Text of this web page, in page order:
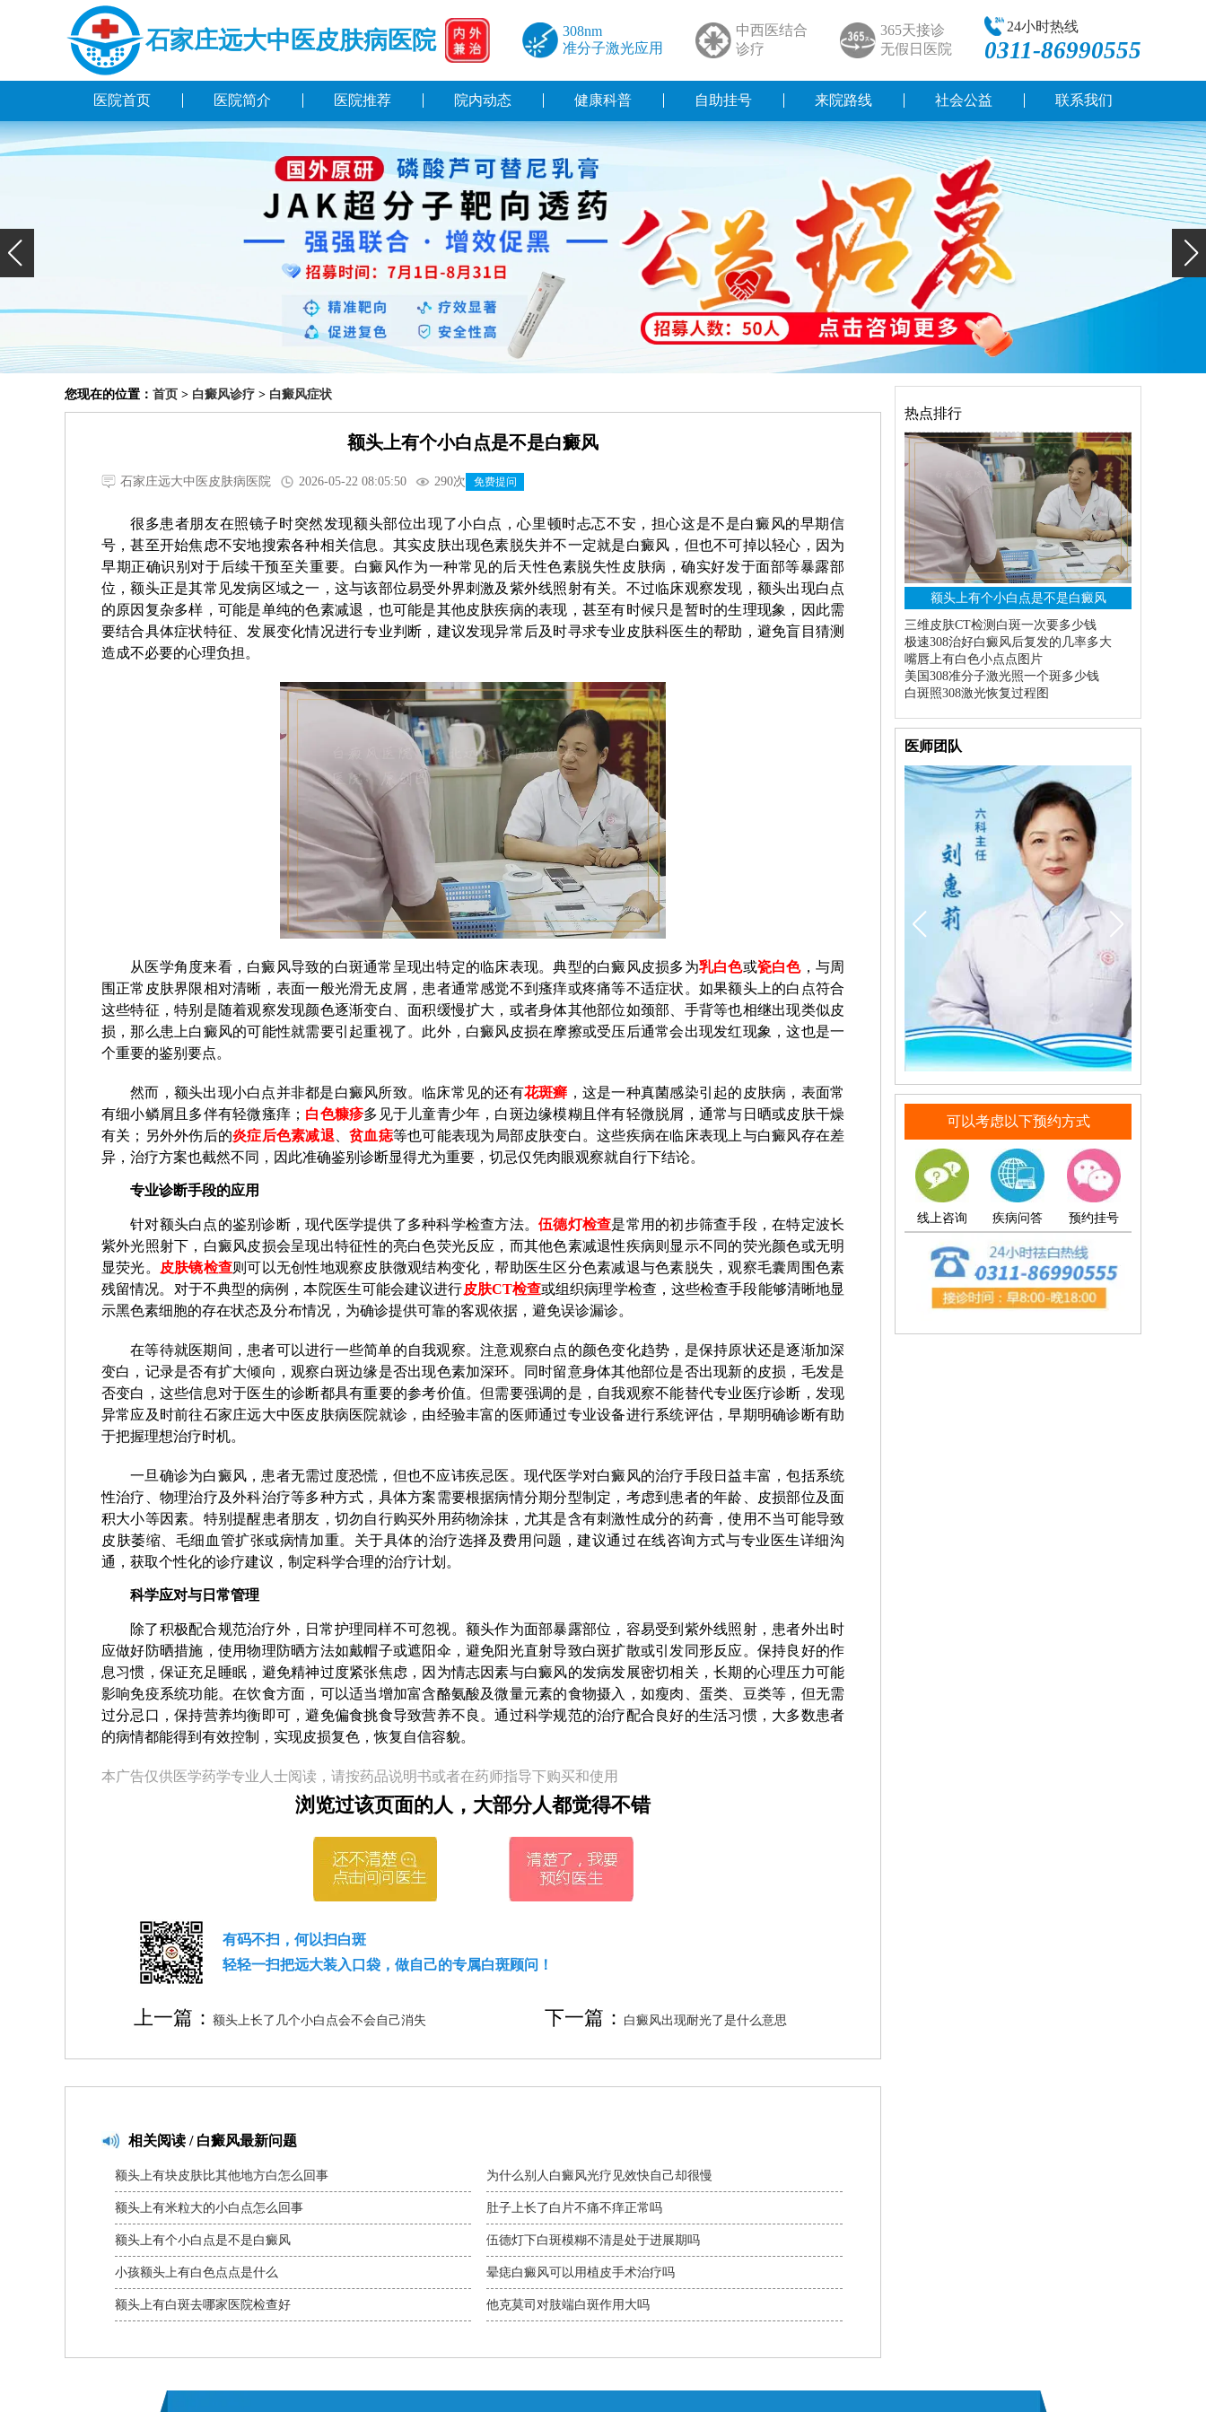
石家庄远大中医皮肤病医院
308nm
准分子激光应用
中西医结合
诊疗
365天接诊
无假日医院
24小时热线
0311-86990555
医院首页 医院简介 医院推荐 院内动态 健康科普 自助挂号 来院路线 社会公益 联系我们
您现在的位置： 首页 > 白癜风诊疗 > 白癜风症状
额头上有个小白点是不是白癜风
石家庄远大中医皮肤病医院 2026-05-22 08:05:50 290次 免费提问
很多患者朋友在照镜子时突然发现额头部位出现了小白点，心里顿时忐忑不安，担心这是不是白癜风的早期信
号，甚至开始焦虑不安地搜索各种相关信息。其实皮肤出现色素脱失并不一定就是白癜风，但也不可掉以轻心，因为
早期正确识别对于后续干预至关重要。白癜风作为一种常见的后天性色素脱失性皮肤病，确实好发于面部等暴露部
位，额头正是其常见发病区域之一，这与该部位易受外界刺激及紫外线照射有关。不过临床观察发现，额头出现白点
的原因复杂多样，可能是单纯的色素减退，也可能是其他皮肤疾病的表现，甚至有时候只是暂时的生理现象，因此需
要结合具体症状特征、发展变化情况进行专业判断，建议发现异常后及时寻求专业皮肤科医生的帮助，避免盲目猜测
造成不必要的心理负担。
从医学角度来看，白癜风导致的白斑通常呈现出特定的临床表现。典型的白癜风皮损多为乳白色或瓷白色，与周
围正常皮肤界限相对清晰，表面一般光滑无皮屑，患者通常感觉不到瘙痒或疼痛等不适症状。如果额头上的白点符合
这些特征，特别是随着观察发现颜色逐渐变白、面积缓慢扩大，或者身体其他部位如颈部、手背等也相继出现类似皮
损，那么患上白癜风的可能性就需要引起重视了。此外，白癜风皮损在摩擦或受压后通常会出现发红现象，这也是一
个重要的鉴别要点。
然而，额头出现小白点并非都是白癜风所致。临床常见的还有花斑癣 ，这是一种真菌感染引起的皮肤病，表面常
有细小鳞屑且多伴有轻微瘙痒； 白色糠疹多见于儿童青少年，白斑边缘模糊且伴有轻微脱屑，通常与日晒或皮肤干燥
有关；另外外伤后的炎症后色素减退 、贫血痣等也可能表现为局部皮肤变白。这些疾病在临床表现上与白癜风存在差
异，治疗方案也截然不同，因此准确鉴别诊断显得尤为重要，切忌仅凭肉眼观察就自行下结论。
专业诊断手段的应用
针对额头白点的鉴别诊断，现代医学提供了多种科学检查方法。 伍德灯检查是常用的初步筛查手段，在特定波长
紫外光照射下，白癜风皮损会呈现出特征性的亮白色荧光反应，而其他色素减退性疾病则显示不同的荧光颜色或无明
显荧光。
皮肤镜检查则可以无创性地观察皮肤微观结构变化，帮助医生区分色素减退与色素脱失，观察毛囊周围色素
残留情况。对于不典型的病例，本院医生可能会建议进行皮肤CT检查或组织病理学检查，这些检查手段能够清晰地显
示黑色素细胞的存在状态及分布情况，为确诊提供可靠的客观依据，避免误诊漏诊。
在等待就医期间，患者可以进行一些简单的自我观察。注意观察白点的颜色变化趋势，是保持原状还是逐渐加深
变白，记录是否有扩大倾向，观察白斑边缘是否出现色素加深环。同时留意身体其他部位是否出现新的皮损，毛发是
否变白，这些信息对于医生的诊断都具有重要的参考价值。但需要强调的是，自我观察不能替代专业医疗诊断，发现
异常应及时前往石家庄远大中医皮肤病医院就诊，由经验丰富的医师通过专业设备进行系统评估，早期明确诊断有助
于把握理想治疗时机。
一旦确诊为白癜风，患者无需过度恐慌，但也不应讳疾忌医。现代医学对白癜风的治疗手段日益丰富，包括系统
性治疗、物理治疗及外科治疗等多种方式，具体方案需要根据病情分期分型制定，考虑到患者的年龄、皮损部位及面
积大小等因素。特别提醒患者朋友，切勿自行购买外用药物涂抹，尤其是含有刺激性成分的药膏，使用不当可能导致
皮肤萎缩、毛细血管扩张或病情加重。关于具体的治疗选择及费用问题，建议通过在线咨询方式与专业医生详细沟
通，获取个性化的诊疗建议，制定科学合理的治疗计划。
科学应对与日常管理
除了积极配合规范治疗外，日常护理同样不可忽视。额头作为面部暴露部位，容易受到紫外线照射，患者外出时
应做好防晒措施，使用物理防晒方法如戴帽子或遮阳伞，避免阳光直射导致白斑扩散或引发同形反应。保持良好的作
息习惯，保证充足睡眠，避免精神过度紧张焦虑，因为情志因素与白癜风的发病发展密切相关，长期的心理压力可能
影响免疫系统功能。在饮食方面，可以适当增加富含酪氨酸及微量元素的食物摄入，如瘦肉、蛋类、豆类等，但无需
过分忌口，保持营养均衡即可，避免偏食挑食导致营养不良。通过科学规范的治疗配合良好的生活习惯，大多数患者
的病情都能得到有效控制，实现皮损复色，恢复自信容貌。
本广告仅供医学药学专业人士阅读，请按药品说明书或者在药师指导下购买和使用
浏览过该页面的人，大部分人都觉得不错
有码不扫，何以扫白斑
轻轻一扫把远大装入口袋，做自己的专属白斑顾问！
上一篇： 额头上长了几个小白点会不会自己消失 下一篇： 白癜风出现耐光了是什么意思
相关阅读 / 白癜风最新问题
额头上有块皮肤比其他地方白怎么回事
额头上有米粒大的小白点怎么回事
额头上有个小白点是不是白癜风
小孩额头上有白色点点是什么
额头上有白斑去哪家医院检查好
为什么别人白癜风光疗见效快自己却很慢
肚子上长了白片不痛不痒正常吗
伍德灯下白斑模糊不清是处于进展期吗
晕痣白癜风可以用植皮手术治疗吗
他克莫司对肢端白斑作用大吗
热点排行
额头上有个小白点是不是白癜风
三维皮肤CT检测白斑一次要多少钱
极速308治好白癜风后复发的几率多大
嘴唇上有白色小点点图片
美国308准分子激光照一个斑多少钱
白斑照308激光恢复过程图
医师团队
可以考虑以下预约方式
线上咨询 疾病问答 预约挂号